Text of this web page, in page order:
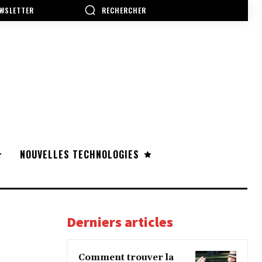
RECHERCHER
NOUVELLES TECHNOLOGIES
Derniers articles
Comment trouver la